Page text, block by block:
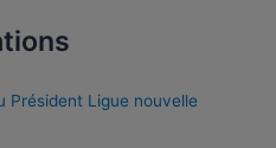
Président Ligue nouvelle